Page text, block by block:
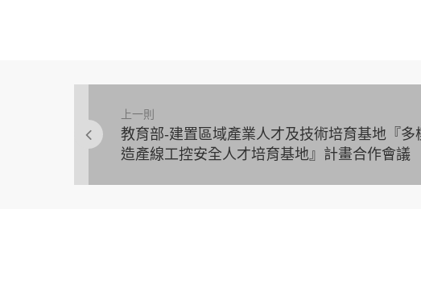
上一則
教育部-建置區域產業人才及技術培育基地『多
造產線工控安全人才培育基地』計畫合作會議